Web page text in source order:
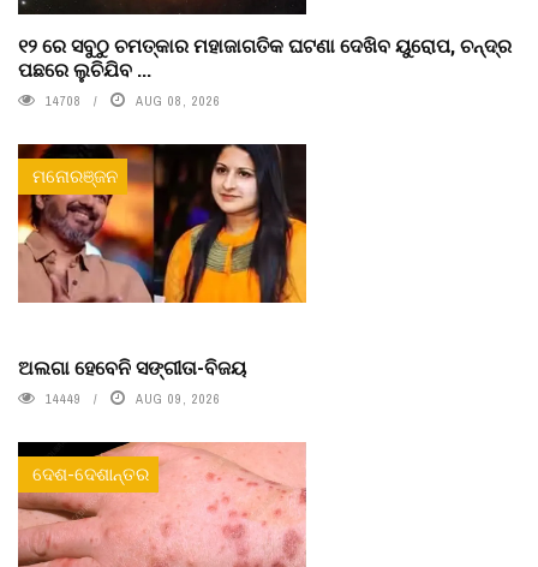
୧୨ ରେ ସବୁଠୁ ଚମତ୍କାର ମହାଜାଗତିକ ଘଟଣା ଦେଖିବ ୟୁରୋପ, ଚନ୍ଦ୍ର
ପଛରେ ଲୁଚିଯିବ ...
14708 AUG 08, 2026
ମନୋରଞ୍ଜନ
ଅଲଗା ହେବେନି ସଙ୍ଗୀତା-ବିଜୟ
14449 AUG 09, 2026
ଦେଶ-ଦେଶାନ୍ତର